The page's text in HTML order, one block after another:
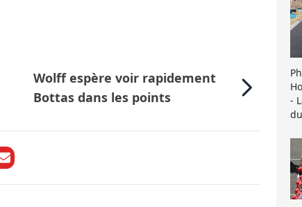
Wolff espère voir rapidement
Bottas dans les points
-